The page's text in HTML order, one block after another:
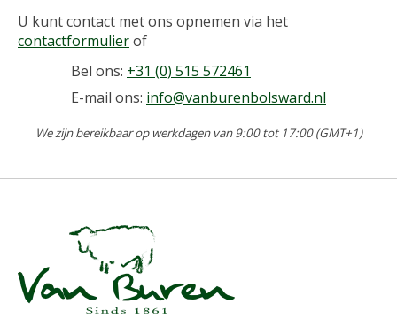
U kunt contact met ons opnemen via het
contactformulierof
Bel ons: +31 (0) 515 572461
E-mail ons: info@vanburenbolsward.nl
We zijn bereikbaar op werkdagen van 9:00 tot 17:00 (GMT+1)